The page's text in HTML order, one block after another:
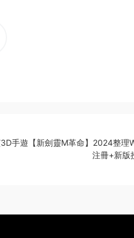
手遊【新劍靈M革命】2024整理
注冊+新版